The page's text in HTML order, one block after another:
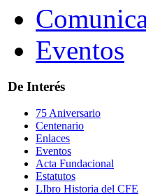
Eventos
De Interés
75 Aniversario
Centenario
Enlaces
Eventos
Acta Fundacional
Estatutos
LIbro Historia del CFE